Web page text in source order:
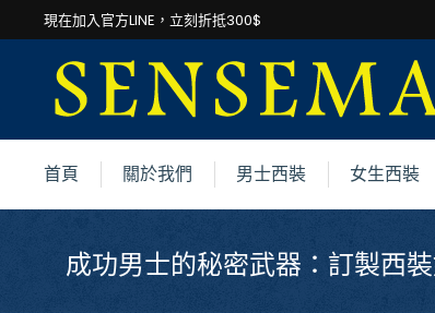
現在加入官方LINE，立刻折抵300$
首頁 關於我們 男士西裝 女生西裝
成功男士的秘密武器：訂製西